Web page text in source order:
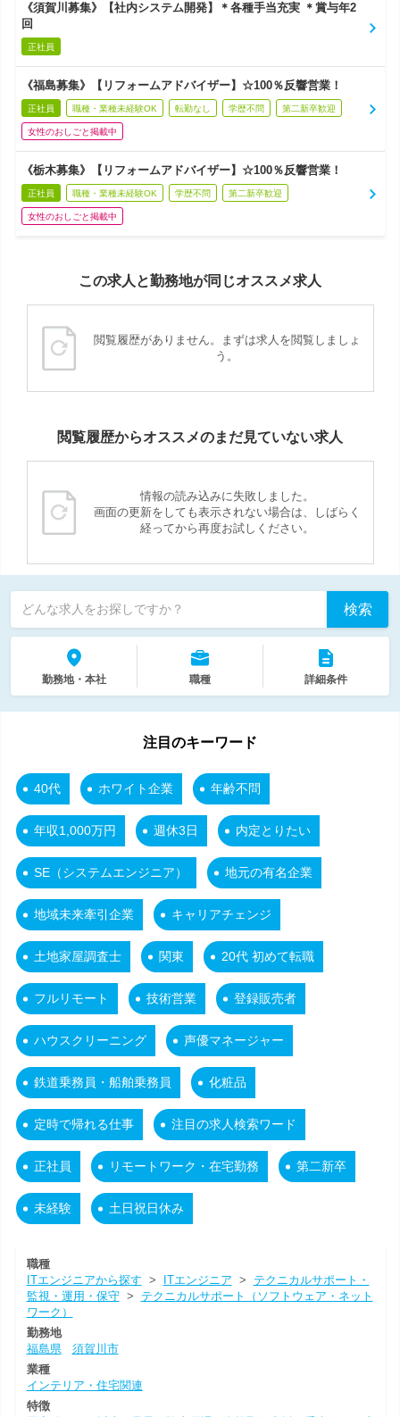
《須賀川募集》【社内システム開発】＊各種手当充実 ＊賞与年2
回
正社員
《福島募集》【リフォームアドバイザー】☆100％反響営業！
正社員 職種・業種未経験OK 転勤なし 学歴不問 第二新卒歓迎
女性のおしごと掲載中
《栃木募集》【リフォームアドバイザー】☆100％反響営業！
正社員 職種・業種未経験OK 学歴不問 第二新卒歓迎
女性のおしごと掲載中
この求人と勤務地が同じオススメ求人
閲覧履歴がありません。まずは求人を閲覧しましょ
う。
閲覧履歴からオススメのまだ見ていない求人
情報の読み込みに失敗しました。
画面の更新をしても表示されない場合は、しばらく
経ってから再度お試しください。
どんな求人をお探しですか？ 検索
勤務地・本社 職種 詳細条件
注目のキーワード
40代 ホワイト企業 年齢不問
年収1,000万円 週休3日 内定とりたい
SE（システムエンジニア） 地元の有名企業
地域未来牽引企業 キャリアチェンジ
土地家屋調査士 関東 20代 初めて転職
フルリモート 技術営業 登録販売者
ハウスクリーニング 声優マネージャー
鉄道乗務員・船舶乗務員 化粧品
定時で帰れる仕事 注目の求人検索ワード
正社員 リモートワーク・在宅勤務 第二新卒
未経験 土日祝日休み
職種
ITエンジニアから探す > ITエンジニア > テクニカルサポート・
監視・運用・保守> テクニカルサポート（ソフトウェア・ネット
ワーク）
勤務地
福島県
須賀川市
業種
インテリア・住宅関連
特徴